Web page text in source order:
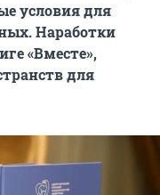
условия для
Наработки
«Вместе»,
для